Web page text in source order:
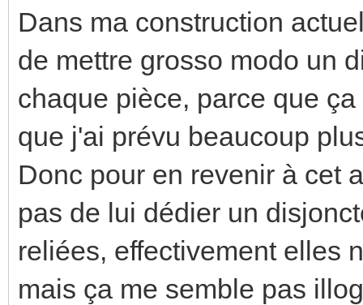
Dans ma construction
de mettre grosso modo un
chaque pièce, parce que
que j'ai prévu beaucoup
Donc pour en revenir à cet
pas de lui dédier un
reliées, effectivement elles
mais ça me semble pas